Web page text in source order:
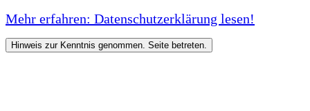
Mehr erfahren: Datenschutzerklärung lesen!
Hinweis zur Kenntnis genommen. Seite betreten.